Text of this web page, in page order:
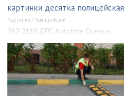
картинки десятка полицейская
Картинки / Полицейский
ВАЗ 2110 ДПС Autotime Скачать